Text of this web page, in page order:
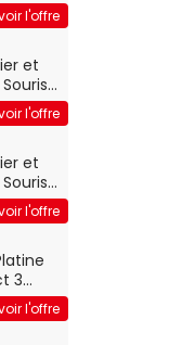
l'offre
et
Plug
l'offre
et
Plug
l'offre
3
avecl'offre